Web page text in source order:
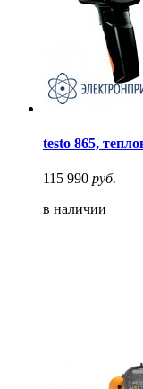
testo 865,
115 990 руб.
в наличии